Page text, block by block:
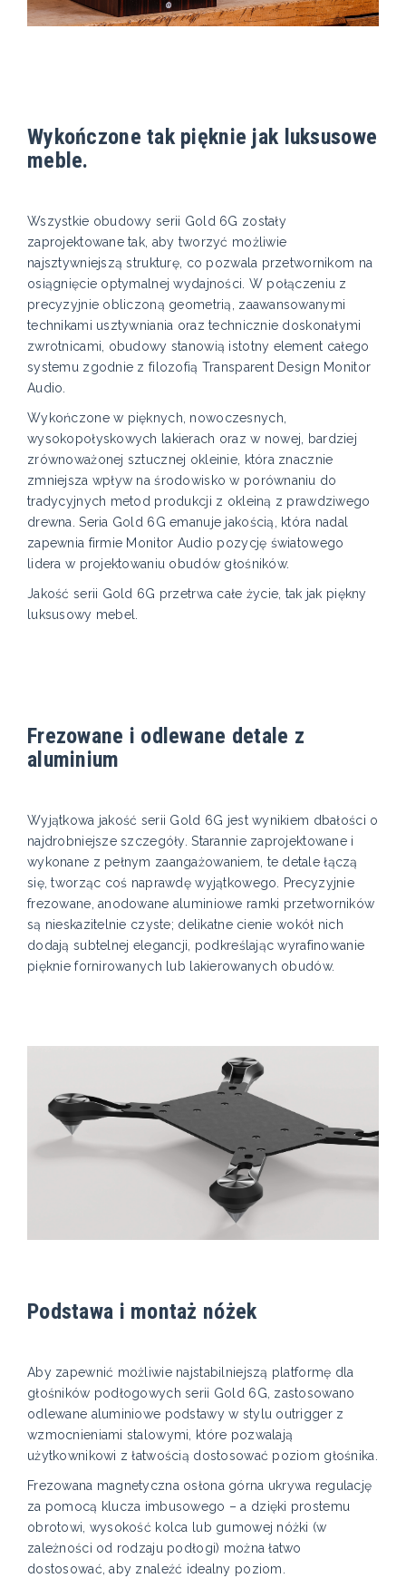
Wykończone tak pięknie jak luksusowe
meble.
Wszystkie obudowy serii Gold 6G zostały
zaprojektowane tak, aby tworzyć możliwie
najsztywniejszą strukturę, co pozwala przetwornikom na
osiągnięcie optymalnej wydajności. W połączeniu z
precyzyjnie obliczoną geometrią, zaawansowanymi
technikami usztywniania oraz technicznie doskonałymi
zwrotnicami, obudowy stanowią istotny element całego
systemu zgodnie z filozofią Transparent Design Monitor
Audio.
Wykończone w pięknych, nowoczesnych,
wysokopołyskowych lakierach oraz w nowej, bardziej
zrównoważonej sztucznej okleinie, która znacznie
zmniejsza wpływ na środowisko w porównaniu do
tradycyjnych metod produkcji z okleiną z prawdziwego
drewna. Seria Gold 6G emanuje jakością, która nadal
zapewnia firmie Monitor Audio pozycję światowego
lidera w projektowaniu obudów głośników.
Jakość serii Gold 6G przetrwa całe życie, tak jak piękny
luksusowy mebel.
Frezowane i odlewane detale z
aluminium
Wyjątkowa jakość serii Gold 6G jest wynikiem dbałości o
najdrobniejsze szczegóły. Starannie zaprojektowane i
wykonane z pełnym zaangażowaniem, te detale łączą
się, tworząc coś naprawdę wyjątkowego. Precyzyjnie
frezowane, anodowane aluminiowe ramki przetworników
są nieskazitelnie czyste; delikatne cienie wokół nich
dodają subtelnej elegancji, podkreślając wyrafinowanie
pięknie fornirowanych lub lakierowanych obudów.
Podstawa i montaż nóżek
Aby zapewnić możliwie najstabilniejszą platformę dla
głośników podłogowych serii Gold 6G, zastosowano
odlewane aluminiowe podstawy w stylu outrigger z
wzmocnieniami stalowymi, które pozwalają
użytkownikowi z łatwością dostosować poziom głośnika.
Frezowana magnetyczna osłona górna ukrywa regulację
za pomocą klucza imbusowego – a dzięki prostemu
obrotowi, wysokość kolca lub gumowej nóżki (w
zależności od rodzaju podłogi) można łatwo
dostosować, aby znaleźć idealny poziom.